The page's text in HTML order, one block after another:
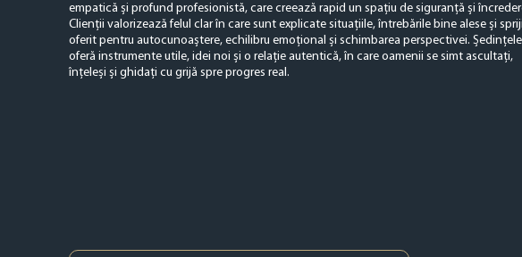
empatică și profund profesionistă, care creează rapid un spațiu de siguranță și
Clienții valorizează felul clar în care sunt explicate situațiile, întrebările bine alese și
oferit pentru autocunoaștere, echilibru emoțional și schimbarea perspectivei. Ședințele
oferă instrumente utile, idei noi și o relație autentică, în care oamenii se simt ascultați,
înțeleși și ghidați cu grijă spre progres real.